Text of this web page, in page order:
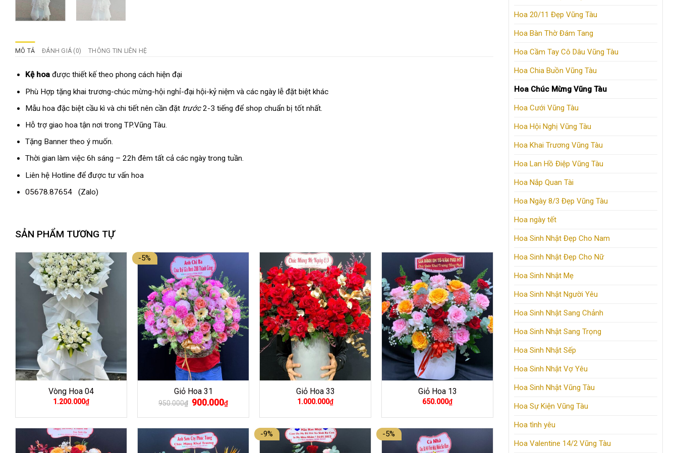
Hoa 20/11 Đẹp Vũng Tàu
Hoa Bàn Thờ Đám Tang
Hoa Cầm Tay Cô Dâu Vũng Tàu
Hoa Chia Buồn Vũng Tàu
Hoa Chúc Mừng Vũng Tàu
Hoa Cưới Vũng Tàu
Hoa Hội Nghị Vũng Tàu
Hoa Khai Trương Vũng Tàu
Hoa Lan Hồ Điệp Vũng Tàu
Hoa Nắp Quan Tài
Hoa Ngày 8/3 Đẹp Vũng Tàu
Hoa ngày tết
Hoa Sinh Nhật Đẹp Cho Nam
Hoa Sinh Nhật Đẹp Cho Nữ
Hoa Sinh Nhật Mẹ
Hoa Sinh Nhật Người Yêu
Hoa Sinh Nhật Sang Chảnh
Hoa Sinh Nhật Sang Trọng
Hoa Sinh Nhật Sếp
Hoa Sinh Nhật Vợ Yêu
Hoa Sinh Nhật Vũng Tàu
Hoa Sự Kiện Vũng Tàu
Hoa tình yêu
Hoa Valentine 14/2 Vũng Tàu
MÔ TẢ ĐÁNH GIÁ (0) THÔNG TIN LIÊN HỆ
Kệ hoa được thiết kế theo phong cách hiện đại
Phù Hợp tặng khai trương-chúc mừng-hội nghỉ-đại hội-kỷ niệm và các ngày lễ đặt biệt khác
Mẫu hoa đặc biệt cầu kì và chi tiết nên cần đặt trước2-3 tiếng để shop chuẩn bị tốt nhất.
Hỗ trợ giao hoa tận nơi trong TP.Vũng Tàu.
Tặng Banner theo ý muốn.
Thời gian làm việc 6h sáng – 22h đêm tất cả các ngày trong tuần.
Liên hệ Hotline để được tư vấn hoa
05678.87654(Zalo)
SẢN PHẨM TƯƠNG TỰ
Vòng Hoa 04
1.200.000₫
-5%
Giỏ Hoa 31
950.000₫ Giá
gốc
là:
900.000₫Giá
hiện
tại
900.000₫.
Giỏ Hoa 33
1.000.000₫
Giỏ Hoa 13
650.000₫
-9% -5%